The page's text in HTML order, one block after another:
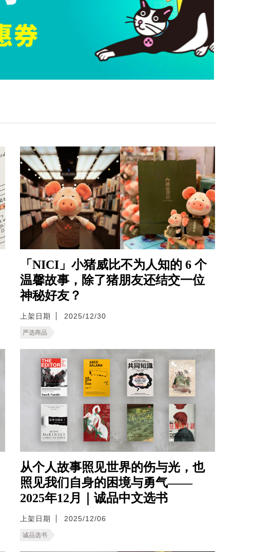
「NICI」小猪威比不为人知的 6 个
温馨故事，除了猪朋友还结交一位
神秘好友？
上架日期 2025/12/30
严选商品
从个人故事照见世界的伤与光，也
照见我们自身的困境与勇气——
2025年12月｜诚品中文选书
上架日期 2025/12/06
诚品选书